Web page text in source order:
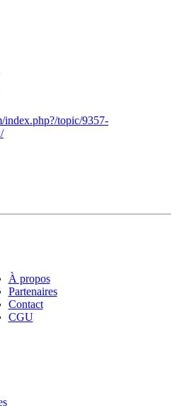
index.php?/topic/9357-
À propos
Partenaires
Contact
CGU